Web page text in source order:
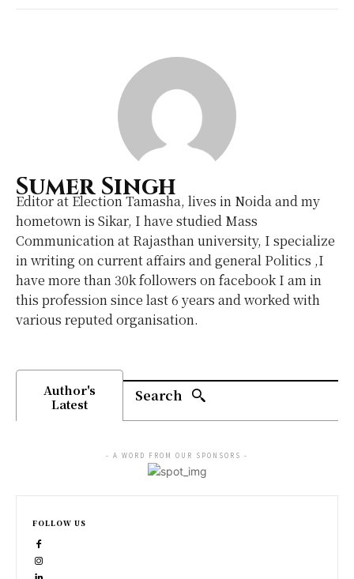
Sumer Singh
Editor at Election Tamasha, lives in Noida and my
hometown is Sikar, I have studied Mass
Communication at Rajasthan university, I specialize
in writing on current affairs and general Politics ,I
have more than 30k followers on facebook I am in
this profession since last 6 years and worked with
various reputed organisation.
Author's
Latest
Search
- A WORD FROM OUR SPONSORS -
FOLLOW US